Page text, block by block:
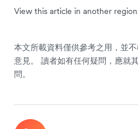
View this article in another
本文所載資料僅供參考之用，並
意見。 讀者如有任何疑問，應就
問。